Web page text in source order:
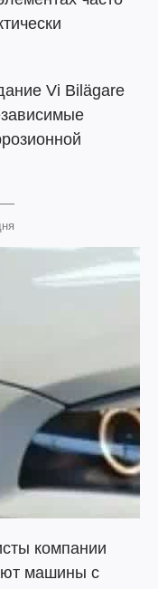
Vi Bilägare
компании
машины с